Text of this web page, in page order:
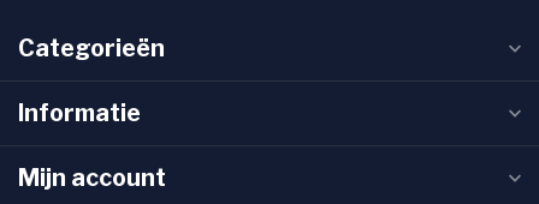
Categorieën
Informatie
Mijn account